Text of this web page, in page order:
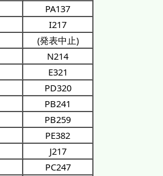
PA137
I217
(発表中止)
N214
E321
PD320
PB241
PB259
PE382
J217
PC247